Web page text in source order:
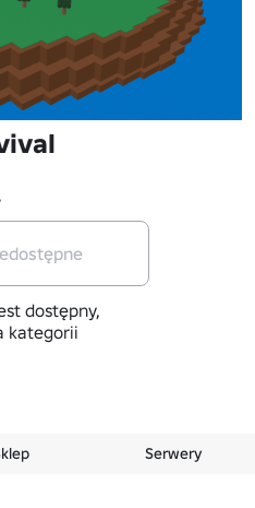
dostępny,
kategorii
Serwery